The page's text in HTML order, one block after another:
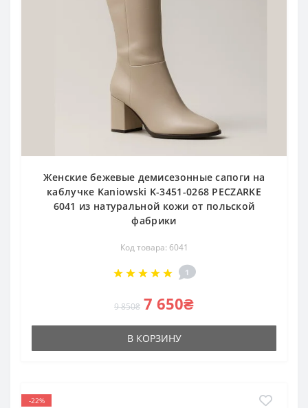
Женские бежевые демисезонные сапоги на
каблучке Kaniowski K-3451-0268 PECZARKE
6041 из натуральной кожи от польской
фабрики
Код товара: 6041
1
9 850₴ 7 650₴
В КОРЗИНУ
-22%